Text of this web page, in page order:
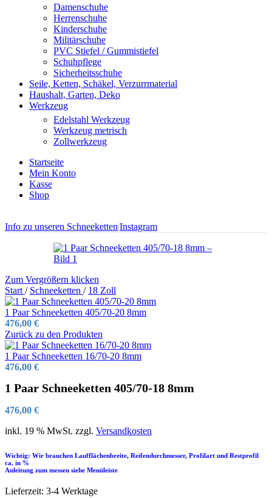
Damenschuhe
Herrenschuhe
Kinderschuhe
Militärschuhe
PVC Stiefel / Gummistiefel
Schuhpflege
Sicherheitsschuhe
Seile, Ketten, Schäkel, Verzurrmaterial
Haushalt, Garten, Deko
Werkzeug
Edelstahl Werkzeug
Werkzeug metrisch
Zollwerkzeug
Startseite
Mein Konto
Kasse
Shop
Info zu unseren Schneeketten|Instagram
Zum Vergrößern klicken
Start / Schneeketten / 18 Zoll
1 Paar Schneeketten 405/70-20 8mm
476,00 €
Zurück zu den Produkten
1 Paar Schneeketten 16/70-20 8mm
476,00 €
1 Paar Schneeketten 405/70-18 8mm
476,00 €
inkl. 19 % MwSt. zzgl. Versandkosten
Wichtig: Wir brauchen Laufflächenbreite, Reifendurchmesser, Profilart und Restprofil
ca. in %
Anleitung zum messen siehe Menüleiste
Lieferzeit: 3-4 Werktage